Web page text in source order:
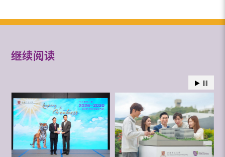
继续阅读